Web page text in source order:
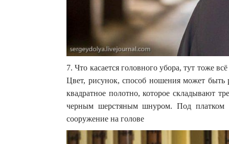
7. Что касается головного убора, тут тоже
Цвет, рисунок, способ ношения может быть
квадратное полотно, которое складывают
черным шерстяным шнуром. Под платком
сооружение на голове